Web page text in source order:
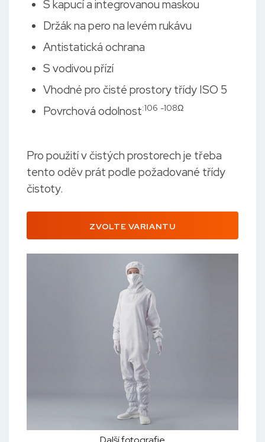
S kapucí a integrovanou maskou
Držák na pero na levém rukávu
Antistatická ochrana
S vodivou přízí
Vhodné pro čisté prostory třídy ISO 5
Povrchová odolnost:106 -108Ω
Pro použití v čistých prostorech je třeba
tento oděv prát podle požadované třídy
čistoty.
ZVOLTE VARIANTU